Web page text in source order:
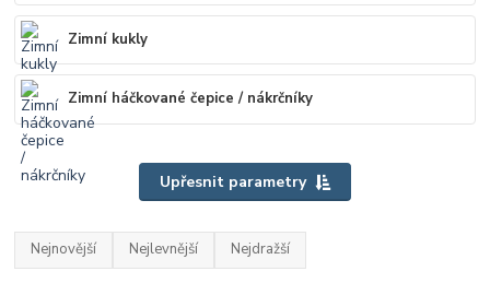
Zimní kukly
Zimní háčkované čepice / nákrčníky
Upřesnit parametry
Nejnovější Nejlevnější Nejdražší